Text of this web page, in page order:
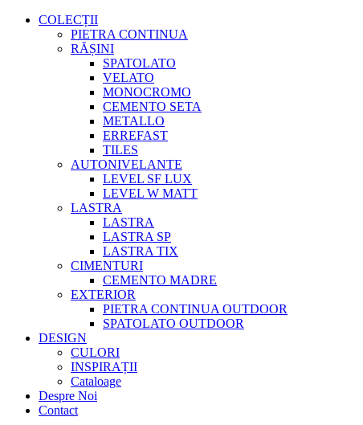
COLECȚII
PIETRA CONTINUA
RĂȘINI
SPATOLATO
VELATO
MONOCROMO
CEMENTO SETA
METALLO
ERREFAST
TILES
AUTONIVELANTE
LEVEL SF LUX
LEVEL W MATT
LASTRA
LASTRA
LASTRA SP
LASTRA TIX
CIMENTURI
CEMENTO MADRE
EXTERIOR
PIETRA CONTINUA OUTDOOR
SPATOLATO OUTDOOR
DESIGN
CULORI
INSPIRAȚII
Cataloage
Despre Noi
Contact